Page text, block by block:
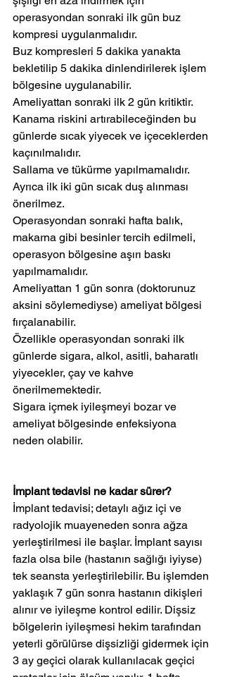
operasyondan sonraki ilk gün buz
kompresi uygulanmalıdır.
Buz kompresleri 5 dakika yanakta
bekletilip 5 dakika dinlendirilerek işlem
bölgesine uygulanabilir.
Ameliyattan sonraki ilk 2 gün kritiktir.
Kanama riskini artırabileceğinden bu
günlerde sıcak yiyecek ve içeceklerden
kaçınılmalıdır.
Sallama ve tükürme yapılmamalıdır.
Ayrıca ilk iki gün sıcak duş alınması
önerilmez.
Operasyondan sonraki hafta balık,
makarna gibi besinler tercih edilmeli,
operasyon bölgesine aşırı baskı
yapılmamalıdır.
Ameliyattan 1 gün sonra (doktorunuz
aksini söylemediyse) ameliyat bölgesi
fırçalanabilir.
Özellikle operasyondan sonraki ilk
günlerde sigara, alkol, asitli, baharatlı
yiyecekler, çay ve kahve
önerilmemektedir.
Sigara içmek iyileşmeyi bozar ve
ameliyat bölgesinde enfeksiyona
neden olabilir.
İmplant tedavisi ne kadar sürer?
İmplant tedavisi; detaylı ağız içi ve
radyolojik muayeneden sonra ağza
yerleştirilmesi ile başlar. İmplant sayısı
fazla olsa bile (hastanın sağlığı iyiyse)
tek seansta yerleştirilebilir. Bu işlemden
yaklaşık 7 gün sonra hastanın dikişleri
alınır ve iyileşme kontrol edilir. Dişsiz
bölgelerin iyileşmesi hekim tarafından
yeterli görülürse dişsizliği gidermek için
3 ay geçici olarak kullanılacak geçici